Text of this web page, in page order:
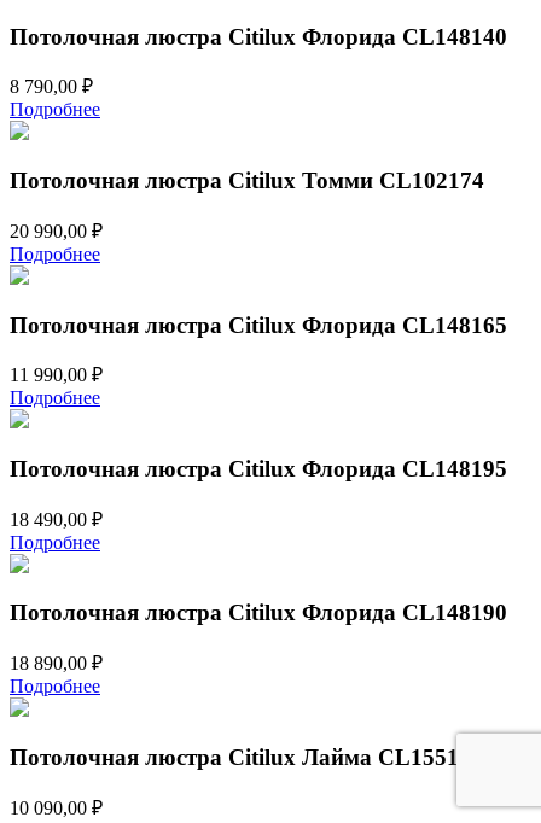
Потолочная люстра Citilux Флорида CL148140
8 790,00 ₽
Подробнее
Потолочная люстра Citilux Томми CL102174
20 990,00 ₽
Подробнее
Потолочная люстра Citilux Флорида CL148165
11 990,00 ₽
Подробнее
Потолочная люстра Citilux Флорида CL148195
18 490,00 ₽
Подробнее
Потолочная люстра Citilux Флорида CL148190
18 890,00 ₽
Подробнее
Потолочная люстра Citilux Лайма CL155131
10 090,00 ₽